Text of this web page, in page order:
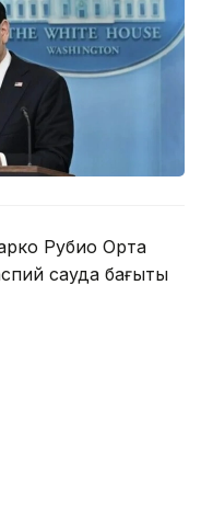
Рубио Орта
сауда бағыты
қолдау